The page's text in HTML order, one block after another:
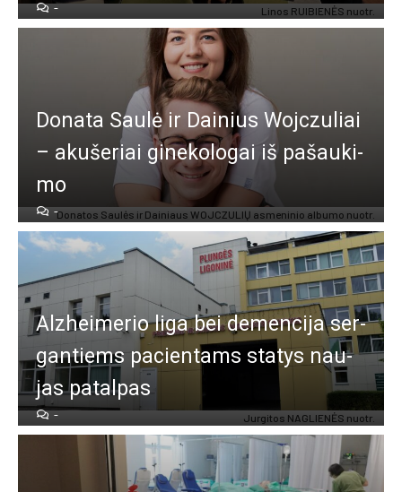
Li­nos RUI­BIE­NĖS nuo­tr.
-
Do­na­tos Sau­lės ir Dai­niaus WOJC­ZU­LIŲ as­me­ni­nio al­bu­mo nuo­tr.
Do­na­ta Sau­lė ir Dai­nius Wojc­zu­liai
– aku­še­riai gi­ne­ko­lo­gai iš pa­šau­ki­
mo
-
Jur­gi­tos NAG­LIE­NĖS nuo­tr.
Alz­hei­me­rio li­ga bei de­men­ci­ja ser­
gan­tiems pa­cien­tams sta­tys nau­
jas pa­tal­pas
-